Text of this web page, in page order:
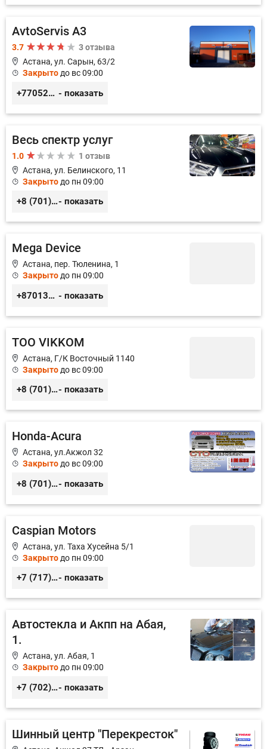
AvtoServis A3
3.7
3 отзыва
Астана, ул. Сарын, 63/2
Закрыто до вс 09:00
+77052327760 - показать
Весь спектр услуг
1.0
1 отзыв
Астана, ул. Белинского, 11
Закрыто до пн 09:00
+8 (701) 952-60-57- показать
Mega Device
Астана, пер. Тюленина, 1
Закрытодо пн 09:00
+87013491527 - показать
ТОО VIKKOM
Астана, Г/К Восточный 1140
Закрыто до вс 09:00
+8 (701) 953-03-41- показать
Honda-Acura
Астана, ул.Акжол 32
Закрытодо вс 09:00
+8 (701) 398-97-49- показать
Caspian Motors
Астана, ул. Таха Хусейна 5/1
Закрыто до пн 09:00
+7 (717) 20-42-04, +7 (717) 20-42-05- показать
Автостекла и Акпп на Абая,
1.
Астана, ул. Абая, 1
Закрытодо пн 09:00
+7 (702) 186-95-02- показать
Шинный центр "Перекресток"